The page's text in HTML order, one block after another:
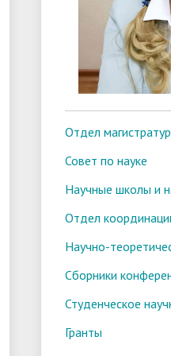
Отдел
Совет по науке
Научные школы и
Отдел
Научно-
Сборники
Студенческое
Гранты